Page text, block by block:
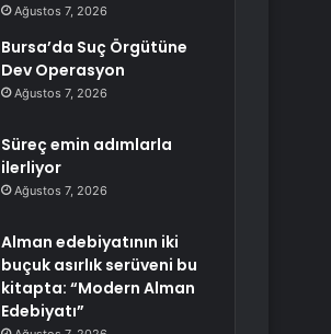
Ağustos 7, 2026
Bursa’da Suç Örgütüne
Dev Operasyon
Ağustos 7, 2026
Süreç emin adımlarla
ilerliyor
Ağustos 7, 2026
Alman edebiyatının iki
buçuk asırlık serüveni bu
kitapta: “Modern Alman
Edebiyatı”